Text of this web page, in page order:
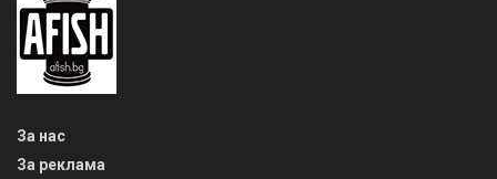
За нас
За реклама